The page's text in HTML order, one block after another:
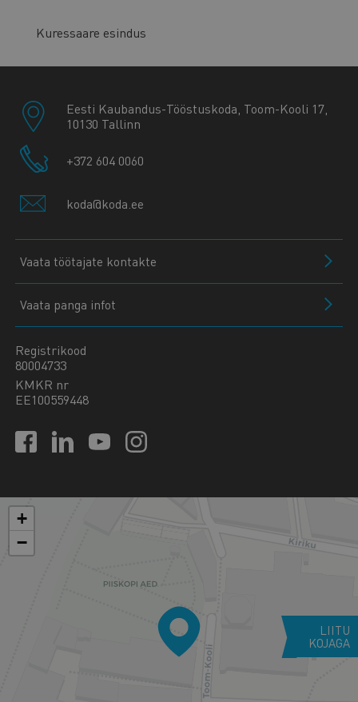
Kuressaare esindus
Eesti Kaubandus-Tööstuskoda, Toom-Kooli 17,
10130 Tallinn
+372 604 0060
koda@koda.ee
Vaata töötajate kontakte
Vaata panga infot
Registrikood
80004733
KMKR nr
EE100559448
+
−
LIITU
KOJAGA